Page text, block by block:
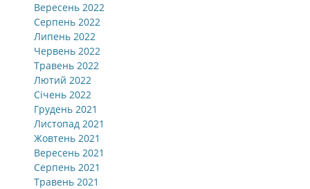
Вересень 2022
Серпень 2022
Липень 2022
Червень 2022
Травень 2022
Лютий 2022
Січень 2022
Грудень 2021
Листопад 2021
Жовтень 2021
Вересень 2021
Серпень 2021
Травень 2021